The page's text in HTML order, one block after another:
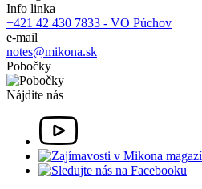
Info linka
+421 42 430 7833 - VO Púchov
e-mail
notes@mikona.sk
Pobočky
Nájdite nás